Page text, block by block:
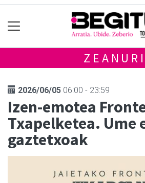
ZEANURI
2026/06/05 06:00 - 23:59
Izen-emotea
Txapelketea. Ume
gaztetxoak